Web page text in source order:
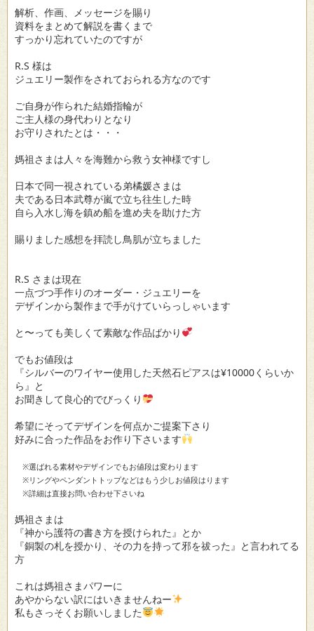
解析、作画、メッセージを賜り
資料をまとめて解説を書くまで
すっかり忘れていたのですが
R.S 様は
ジュエリー製作をされておられる方なのです
ご自身が作られた結婚指輪が
ご主人様の身代わりとなり
お守りされたとは・・・
媽祖さまは人々を海難から救う女神様ですし
日本で同一視されている弟橘媛さまは
夫である日本武尊が嵐で立ち往生した時
自ら入水し海を鎮め船を進め夫を助けた方
賜りました感想を拝読し鳥肌が立ちました
R.S さまは現在
一点づつ手作りのオーダー・ジュエリーを
デザインから製作まで手がけていらっしゃいます
と〜っても美しくて素敵な作品ばかり
でもお値段は
『シルバーのワイヤー使用した天然石ピアスは¥10000くらいか
ら』と
お聞きして良心的でびっくり
希望にそってデザインを何点かご提案下さり
好みに合った作品をお作り下さいます
※選ばれる素材やデザインでもお値段は変わります
※リングやペンダントトップなどはもう少しお値段はります
※詳細は直接お問い合わせ下さいね
媽祖さまは
『神から護符の書き方を授けられた』とか
『銅製の札を授かり、その力を持って邪を祓った』と言われてる
方
これは媽祖さまパワーに
あやからない訳にはいきませんねー
私もさっそくお願いしました